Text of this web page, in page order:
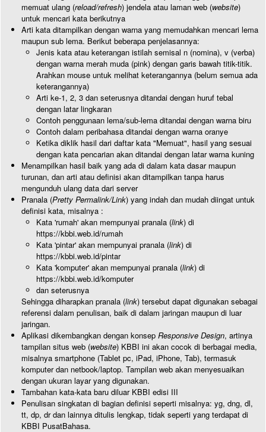
memuat ulang (reload/refresh) jendela atau laman web (website)
untuk mencari kata berikutnya
Arti kata ditampilkan dengan warna yang memudahkan mencari lema
maupun sub lema. Berikut beberapa penjelasannya:
Jenis kata atau keterangan istilah semisal n (nomina), v (verba)
dengan warna merah muda (pink) dengan garis bawah titik-titik.
Arahkan mouse untuk melihat keterangannya (belum semua ada
keterangannya)
Arti ke-1, 2, 3 dan seterusnya ditandai dengan huruf tebal
dengan latar lingkaran
Contoh penggunaan lema/sub-lema ditandai dengan warna biru
Contoh dalam peribahasa ditandai dengan warna oranye
Ketika diklik hasil dari daftar kata "Memuat", hasil yang sesuai
dengan kata pencarian akan ditandai dengan latar warna kuning
Menampilkan hasil baik yang ada di dalam kata dasar maupun
turunan, dan arti atau definisi akan ditampilkan tanpa harus
mengunduh ulang data dari server
Pranala (Pretty Permalink/Link) yang indah dan mudah diingat untuk
definisi kata, misalnya :
Kata 'rumah' akan mempunyai pranala (link) di
https://kbbi.web.id/rumah
Kata 'pintar' akan mempunyai pranala (link) di
https://kbbi.web.id/pintar
Kata 'komputer' akan mempunyai pranala (link) di
https://kbbi.web.id/komputer
dan seterusnya
Sehingga diharapkan pranala (link) tersebut dapat digunakan sebagai
referensi dalam penulisan, baik di dalam jaringan maupun di luar
jaringan.
Aplikasi dikembangkan dengan konsep Responsive Design, artinya
tampilan situs web (website) KBBI ini akan cocok di berbagai media,
misalnya smartphone (Tablet pc, iPad, iPhone, Tab), termasuk
komputer dan netbook/laptop. Tampilan web akan menyesuaikan
dengan ukuran layar yang digunakan.
Tambahan kata-kata baru diluar KBBI edisi III
Penulisan singkatan di bagian definisi seperti misalnya: yg, dng, dl,
tt, dp, dr dan lainnya ditulis lengkap, tidak seperti yang terdapat di
KBBI PusatBahasa.